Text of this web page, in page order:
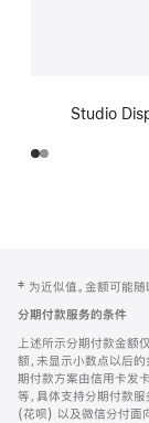
Studio
页
页
脚
注
‡ 为近似值。金额可能随
分期付款服务的条件
上述所示分期付款金额
额，未显示小数点以后
期付款方案由信用卡发
等，具体支持分期付款
(花呗) 以及微信分付面